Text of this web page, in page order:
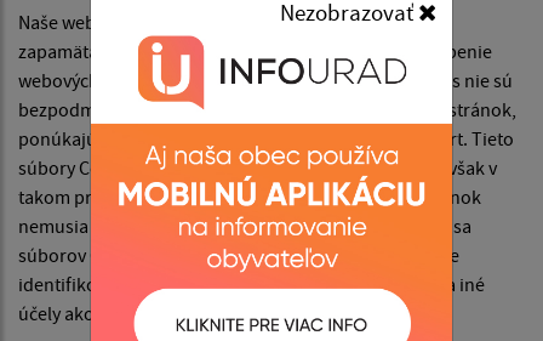
Nezobrazovať
Naše webové stránky používajú súbory Cookies na
zapamätanie nastavení používateľa a lepšie prispôsobenie
webových stránok záujmom návštevníka. Hoci Cookies nie sú
bezpodmienečne potrebné na fungovanie webových stránok,
ponúkajú pri návšteve webových stránok vyšší komfort. Tieto
súbory Cookies môžete odstrániť alebo zablokovať, avšak v
takom prípade niektoré funkcie týchto webových stránok
nemusia fungovať podľa určenia. Informácie týkajúce sa
súborov Cookies sa nepoužívajú na to, aby vás osobne
identifikovali. Tieto súbory Cookies sa nepoužívajú na iné
účely ako tie, ktoré sú tu popísané.